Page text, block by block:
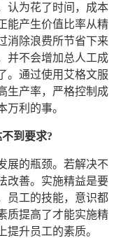
认为花了时间，成本
能产生价值比率从精
消除浪费所节省下来
并不会增加总人工成
。通过使用艾格文服
生产率，严格控制成
利的事。
到要求?
展的瓶颈。若解决不
改善。实施精益是要
员工的技能，意识都
质提高了才能实施精
升员工的素质。